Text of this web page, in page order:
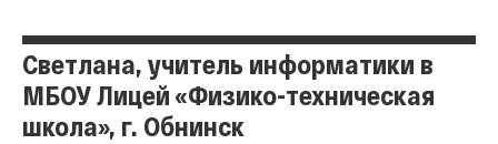
Светлана, учитель информатики в
МБОУ Лицей «Физико-техническая
школа», г. Обнинск